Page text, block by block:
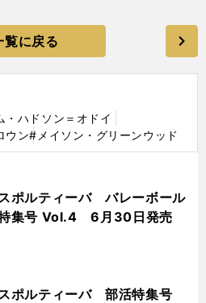
覧に戻る
・ハドソン＝オドイ
ウン#メイソン・グリーンウッド
スポルティーバ バレーボール
集号 Vol.4 6月30日発売
スポルティーバ 部活特集号